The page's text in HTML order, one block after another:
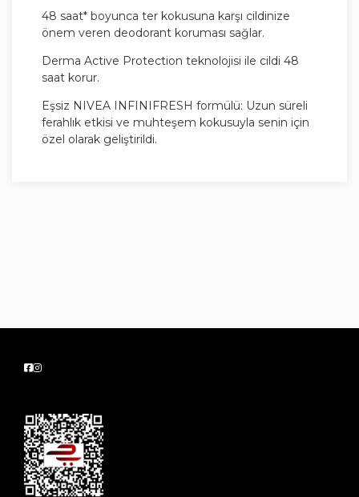
48 saat* boyunca ter kokusuna karşı cildinize
önem veren deodorant koruması sağlar.
Derma Active Protection teknolojisi ile cildi 48
saat korur.
Eşsiz NIVEA INFINIFRESH formülü: Uzun süreli
ferahlık etkisi ve muhteşem kokusuyla senin için
özel olarak geliştirildi.